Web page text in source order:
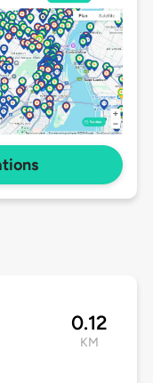
0.12
KM